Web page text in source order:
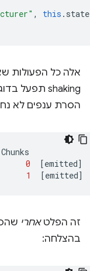
, this . state
הסרת ענפים לא
Chunks
0 [emitted]
1 [emitted]
זה הפלטאחרי
בהצלחה: